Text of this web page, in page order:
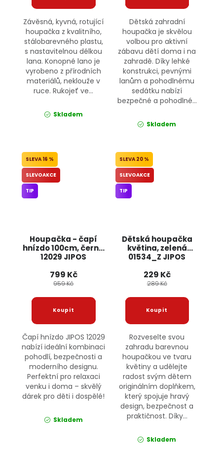
Závěsná, kyvná, rotující
houpačka z kvalitního,
stálobarevného plastu,
s nastavitelnou délkou
lana. Konopné lano je
vyrobeno z přírodních
materiálů, neklouže v
ruce. Rukojeť ve...
Skladem
Dětská zahradní
houpačka je skvělou
volbou pro aktivní
zábavu dětí doma i na
zahradě. Díky lehké
konstrukci, pevnými
lanům a pohodlnému
sedátku nabízí
bezpečné a pohodlné...
Skladem
Houpačka - čapí
hnízdo 100cm, černá
12029 JIPOS
16 %
SLEVOAKCE
TIP
799 Kč
959 Kč
Čapí hnízdo JIPOS 12029
nabízí ideální kombinaci
pohodlí, bezpečnosti a
moderního designu.
Perfektní pro relaxaci
venku i doma – skvělý
dárek pro děti i dospělé!
Skladem
Dětská houpačka
květina, zelená
01534_Z JIPOS
20 %
SLEVOAKCE
TIP
229 Kč
289 Kč
Rozveselte svou
zahradu barevnou
houpačkou ve tvaru
květiny a udělejte
radost svým dětem
originálním doplňkem,
který spojuje hravý
design, bezpečnost a
praktičnost. Díky...
Skladem